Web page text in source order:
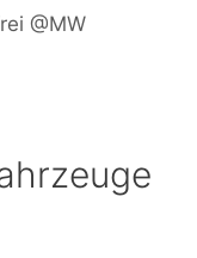
@MW